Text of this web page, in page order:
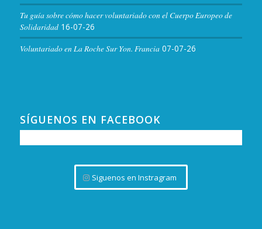
Tu guía sobre cómo hacer voluntariado con el Cuerpo Europeo de
Solidaridad 16-07-26
Voluntariado en La Roche Sur Yon. Francia 07-07-26
SÍGUENOS EN FACEBOOK
Siguenos en Instragram